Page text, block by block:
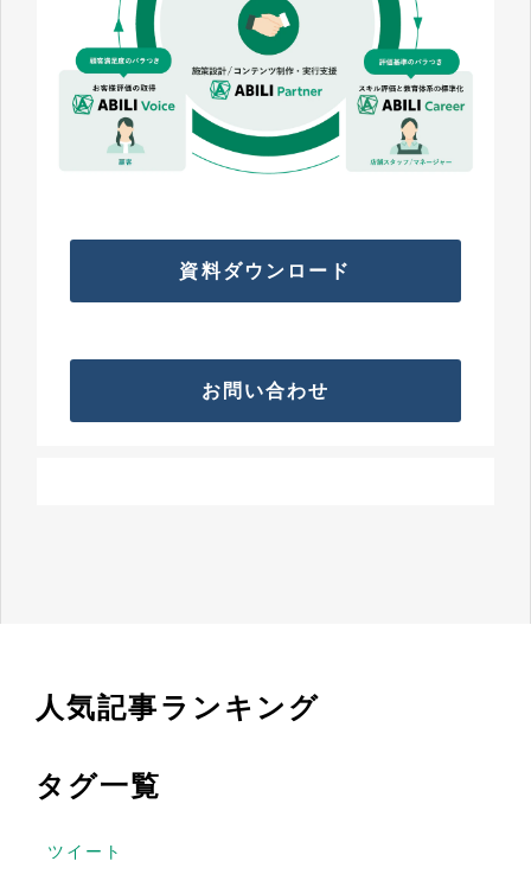
資料ダウンロード
お問い合わせ
人気記事ランキング
タグ一覧
ツイート